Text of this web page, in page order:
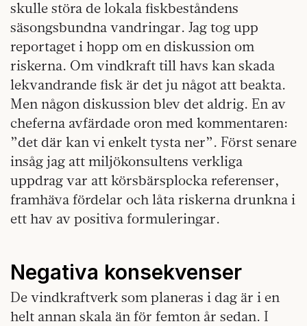
skulle störa de lokala fiskbeståndens
säsongsbundna vandringar. Jag tog upp
reportaget i hopp om en diskussion om
riskerna. Om vindkraft till havs kan skada
lekvandrande fisk är det ju något att beakta.
Men någon diskussion blev det aldrig. En av
cheferna avfärdade oron med kommentaren:
”det där kan vi enkelt tysta ner”. Först senare
insåg jag att miljökonsultens verkliga
uppdrag var att körsbärsplocka referenser,
framhäva fördelar och låta riskerna drunkna i
ett hav av positiva formuleringar.
Negativa konsekvenser
De vindkraftverk som planeras i dag är i en
helt annan skala än för femton år sedan. I